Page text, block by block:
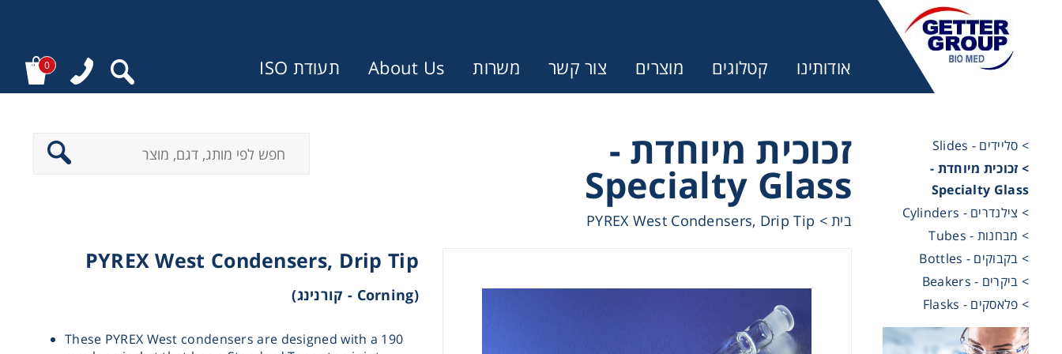
אודותינו קטלוגים מוצרים צור קשר משרות About Us תעודת ISO 0
> סליידים - Slides
> זכוכית מיוחדת -
Specialty Glass
> צילנדרים - Cylinders
> מבחנות - Tubes
> בקבוקים - Bottles
> ביקרים - Beakers
> פלאסקים - Flasks
זכוכית מיוחדת -
Specialty Glass
בית>
PYREX West Condensers, Drip Tip
PYREX West Condensers, Drip Tip
(Corning - קורנינג)
These PYREX West condensers are designed with a 190
Contact form not found.
מעונין לקבל הצעת מחיר או מידע עבור:
Centrifuges
Chromatography
Concentration